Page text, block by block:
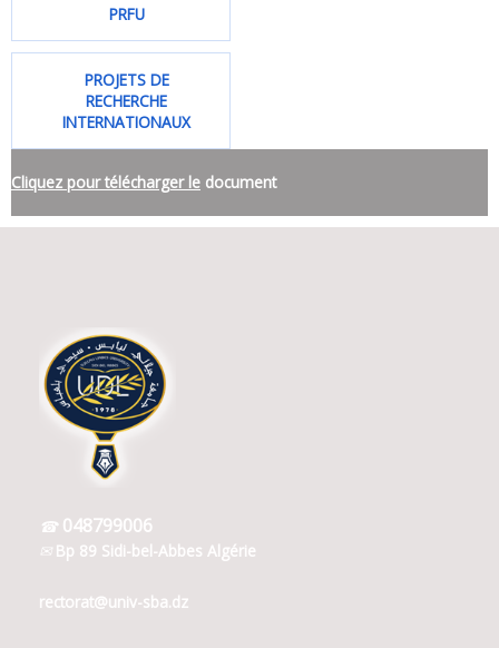
PRFU
PROJETS DE
RECHERCHE
INTERNATIONAUX
Cliquez pour télécharger le document
☎ 048799006
✉ Bp 89 Sidi-bel-Abbes Algérie
rectorat@univ-sba.dz